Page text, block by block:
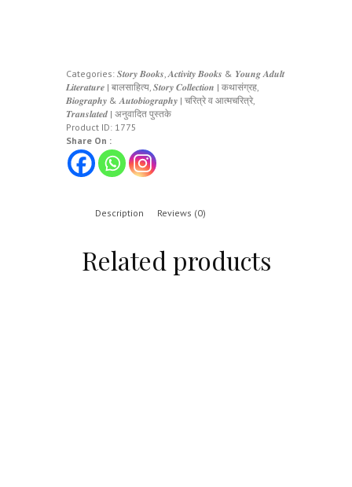
Categories: 𝑺𝒕𝒐𝒓𝒚 𝑩𝒐𝒐𝒌𝒔, 𝑨𝒄𝒕𝒊𝒗𝒊𝒕𝒚 𝑩𝒐𝒐𝒌𝒔 & 𝒀𝒐𝒖𝒏𝒈 𝑨𝒅𝒖𝒍𝒕
𝑳𝒊𝒕𝒆𝒓𝒂𝒕𝒖𝒓𝒆 | बालसाहित्य, 𝑺𝒕𝒐𝒓𝒚 𝑪𝒐𝒍𝒍𝒆𝒄𝒕𝒊𝒐𝒏 | कथासंग्रह,
𝑩𝒊𝒐𝒈𝒓𝒂𝒑𝒉𝒚 & 𝑨𝒖𝒕𝒐𝒃𝒊𝒐𝒈𝒓𝒂𝒑𝒉𝒚 | चरित्रे व आत्मचरित्रे,
𝑻𝒓𝒂𝒏𝒔𝒍𝒂𝒕𝒆𝒅 | अनुवादित पुस्तके
Product ID: 1775
Share On :
Description Reviews (0)
Related products